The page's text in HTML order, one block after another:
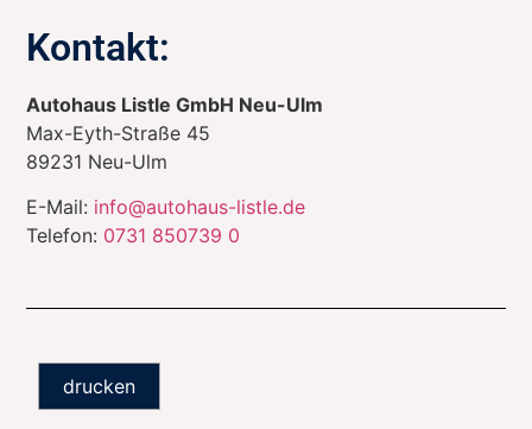
Kontakt:
Autohaus Listle GmbH Neu-Ulm
Max-Eyth-Straße 45
89231 Neu-Ulm
E-Mail: info@autohaus-listle.de
Telefon: 0731 850739 0
drucken